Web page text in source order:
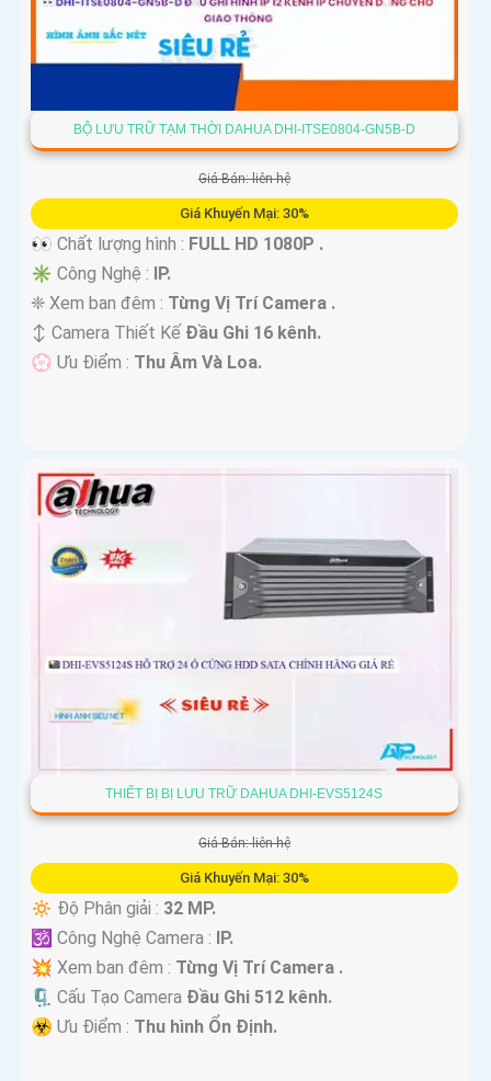
BỘ LƯU TRỮ TẠM THỜI DAHUA DHI-ITSE0804-GN5B-D
Giá Bán: liên hệ
Giá Khuyến Mại: 30%
️
👀 Chất lượng hình : FULL HD 1080P .
✳️ Công Nghệ :
IP.
❈ Xem ban đêm : Từng Vị Trí Camera .
↕️ Camera Thiết Kế Đầu Ghi 16 kênh.
️💮 Ưu Điểm : Thu Âm Và Loa.
THIẾT BỊ BỊ LƯU TRỮ DAHUA DHI-EVS5124S
Giá Bán: liên hệ
Giá Khuyến Mại: 30%
🔅 Độ Phân giải : 32 MP.
🕉️ Công Nghệ Camera :
IP.
💥 Xem ban đêm : Từng Vị Trí Camera .
🗜️ Cấu Tạo Camera Đầu Ghi 512 kênh.
️☣️ Ưu Điểm : Thu hình Ổn Định.